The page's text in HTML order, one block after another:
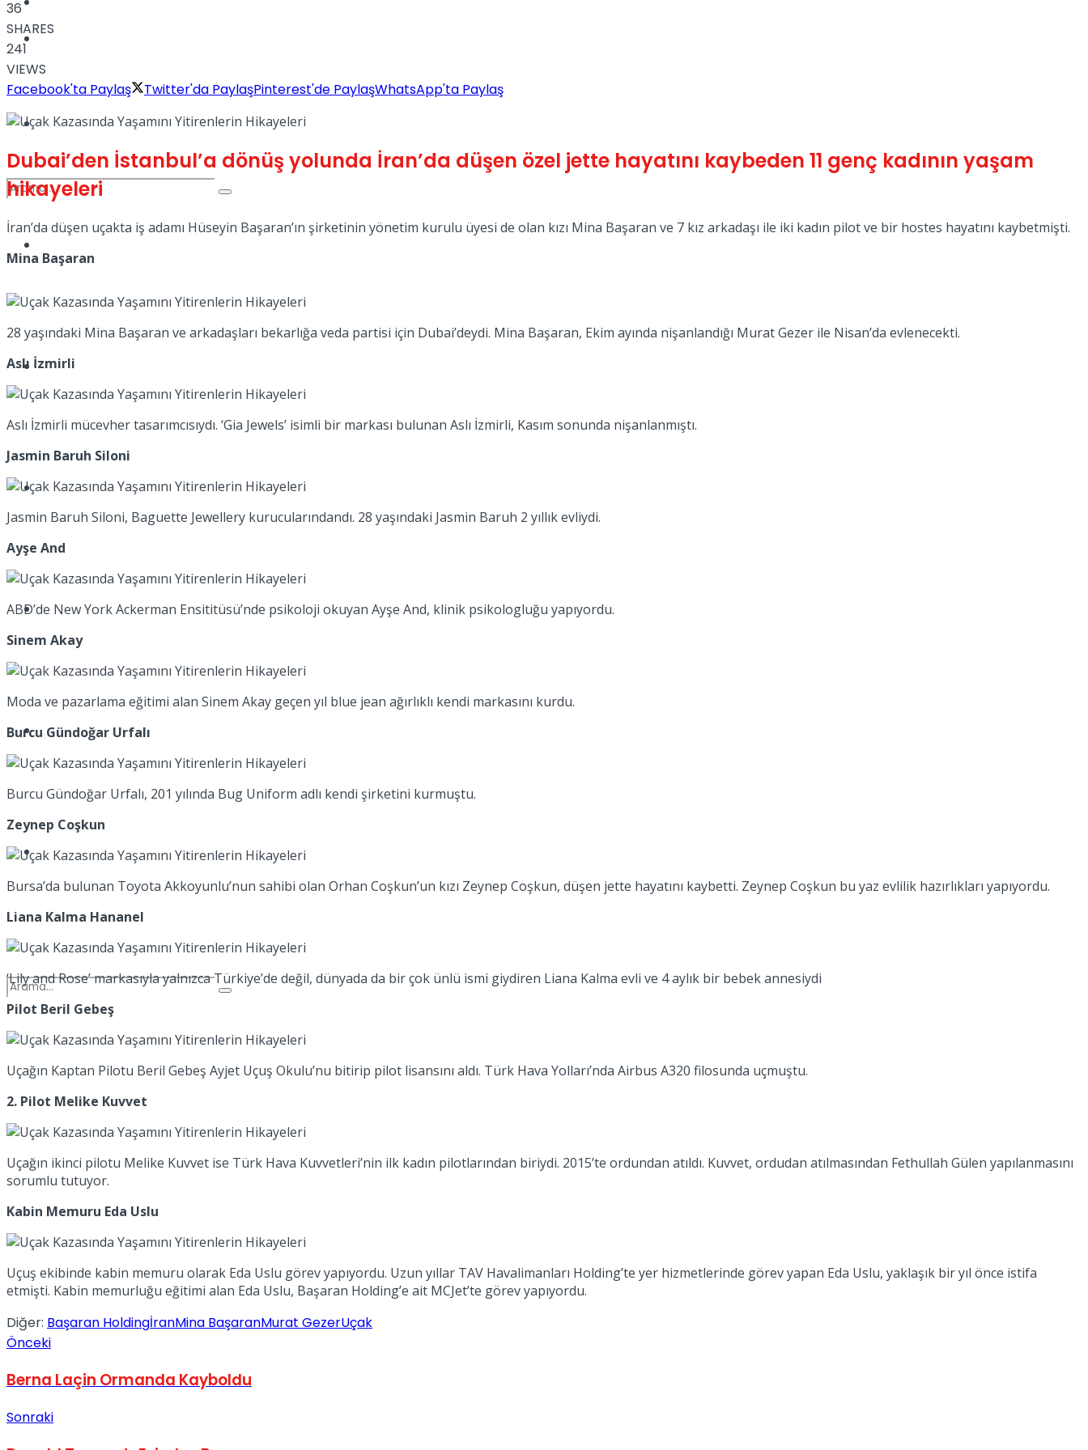
Dünya
Müzik
Sinema
Tatil
Spor
Podcast
No Result
View All Result
Podcast
No Result
View All Result
36
SHARES
241
VIEWS
Facebook'ta Paylaş
Twitter'da PaylaşPinterest'de PaylaşWhatsApp'ta Paylaş
Dubai’den İstanbul’a dönüş yolunda İran’da düşen özel jette hayatını kaybeden 11 genç kadının yaşam
hikayeleri
İran’da düşen uçakta iş adamı Hüseyin Başaran’ın şirketinin yönetim kurulu üyesi de olan kızı Mina Başaran ve 7 kız arkadaşı ile iki kadın pilot ve bir hostes hayatını kaybetmişti.
Mina Başaran
28 yaşındaki Mina Başaran ve arkadaşları bekarlığa veda partisi için Dubai’deydi. Mina Başaran, Ekim ayında nişanlandığı Murat Gezer ile Nisan’da evlenecekti.
Aslı İzmirli
Aslı İzmirli mücevher tasarımcısıydı. ‘Gia Jewels’ isimli bir markası bulunan Aslı İzmirli, Kasım sonunda nişanlanmıştı.
Jasmin Baruh Siloni
Jasmin Baruh Siloni, Baguette Jewellery kurucularındandı. 28 yaşındaki Jasmin Baruh 2 yıllık evliydi.
Ayşe And
ABD’de New York Ackerman Ensititüsü’nde psikoloji okuyan Ayşe And, klinik psikologluğu yapıyordu.
Sinem Akay
Moda ve pazarlama eğitimi alan Sinem Akay geçen yıl blue jean ağırlıklı kendi markasını kurdu.
Burcu Gündoğar Urfalı
Burcu Gündoğar Urfalı, 201 yılında Bug Uniform adlı kendi şirketini kurmuştu.
Zeynep Coşkun
Bursa’da bulunan Toyota Akkoyunlu’nun sahibi olan Orhan Coşkun’un kızı Zeynep Coşkun, düşen jette hayatını kaybetti. Zeynep Coşkun bu yaz evlilik hazırlıkları yapıyordu.
Liana Kalma Hananel
‘Lily and Rose’ markasıyla yalnızca Türkiye’de değil, dünyada da bir çok ünlü ismi giydiren Liana Kalma evli ve 4 aylık bir bebek annesiydi
Pilot Beril Gebeş
Uçağın Kaptan Pilotu Beril Gebeş Ayjet Uçuş Okulu’nu bitirip pilot lisansını aldı. Türk Hava Yolları’nda Airbus A320 filosunda uçmuştu.
2. Pilot Melike Kuvvet
Uçağın ikinci pilotu Melike Kuvvet ise Türk Hava Kuvvetleri’nin ilk kadın pilotlarından biriydi. 2015’te ordundan atıldı. Kuvvet, ordudan atılmasından Fethullah Gülen yapılanmasını
sorumlu tutuyor.
Kabin Memuru Eda Uslu
Uçuş ekibinde kabin memuru olarak Eda Uslu görev yapıyordu. Uzun yıllar TAV Havalimanları Holding’te yer hizmetlerinde görev yapan Eda Uslu, yaklaşık bir yıl önce istifa
etmişti. Kabin memurluğu eğitimi alan Eda Uslu, Başaran Holding’e ait MCJet’te görev yapıyordu.
Diğer: Başaran HoldingİranMina BaşaranMurat GezerUçak
Önceki
Berna Laçin Ormanda Kayboldu
Sonraki